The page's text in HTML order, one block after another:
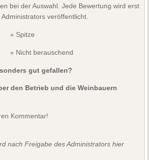
bei der Auswahl. Jede Bewertung wird erst
veröffentlicht.
» Spitze
» Nicht berauschend
gut gefallen?
den Betrieb und die Weinbauern
Kommentar!
nach Freigabe des Administrators hier